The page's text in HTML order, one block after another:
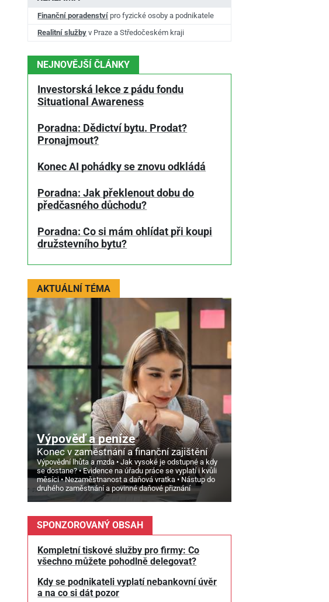
Finanční poradenství pro fyzické osoby a podnikatele
Realitní služby v Praze a Středočeském kraji
NEJNOVĚJŠÍ ČLÁNKY
Investorská lekce z pádu fondu
Situational Awareness
Poradna: Dědictví bytu. Prodat?
Pronajmout?
Konec AI pohádky se znovu odkládá
Poradna: Jak překlenout dobu do
předčasného důchodu?
Poradna: Co si mám ohlídat při koupi
družstevního bytu?
AKTUÁLNÍ TÉMA
Výpověď a peníze
Konec v zaměstnání a finanční zajištění
Výpovědní lhůta a mzda
Jak vysoké je odstupné a kdy
se dostane?
Evidence na úřadu práce se vyplatí i kvůli
měsíci
Nezaměstnanost a daňová vratka
Nástup do
druhého zaměstnání a povinné daňové přiznání
SPONZOROVANÝ OBSAH
Kompletní tiskové služby pro firmy: Co
všechno můžete pohodlně delegovat?
Kdy se podnikateli vyplatí nebankovní úvěr
a na co si dát pozor